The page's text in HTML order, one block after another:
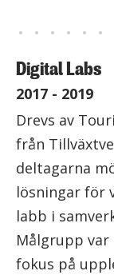
Digital Labs
2017 - 2019
Drevs av
från
deltagarna
lösningar för
labb i
Målgrupp
fokus på